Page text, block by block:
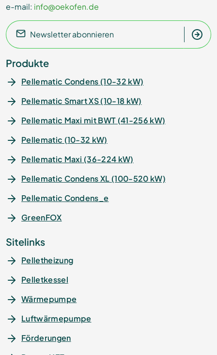
e-mail: info@oekofen.de
Newsletter abonnieren
Produkte
Pellematic Condens (10-32 kW)
Pellematic Smart XS (10-18 kW)
Pellematic Maxi mit BWT (41-256 kW)
Pellematic (10-32 kW)
Pellematic Maxi (36-224 kW)
Pellematic Condens XL (100-520 kW)
Pellematic Condens_e
GreenFOX
Sitelinks
Pelletheizung
Pelletkessel
Wärmepumpe
Luftwärmepumpe
Förderungen